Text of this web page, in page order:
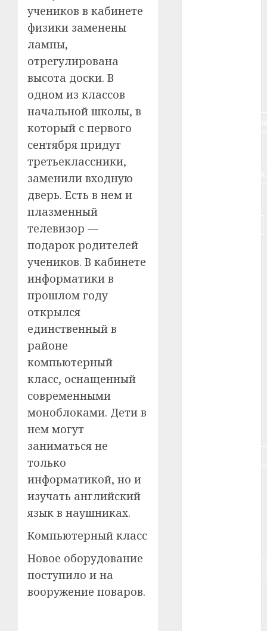
учеников в кабинете
физики заменены
лампы,
отрегулирована
высота доски. В
одном из классов
начальной школы, в
который с первого
сентября придут
третьеклассники,
заменили входную
дверь. Есть в нем и
плазменный
телевизор —
подарок родителей
учеников. В кабинете
информатики в
прошлом году
открылся
единственный в
районе
компьютерный
класс, оснащенный
современными
моноблоками. Дети в
нем могут
заниматься не
только
информатикой, но и
изучать английский
язык в наушниках.
Компьютерный класс
Новое оборудование
поступило и на
вооружение поваров.